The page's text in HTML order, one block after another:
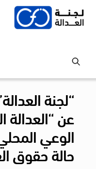
Skip
“لجنة
عن “العدالة
الوعي
حالة حقوق